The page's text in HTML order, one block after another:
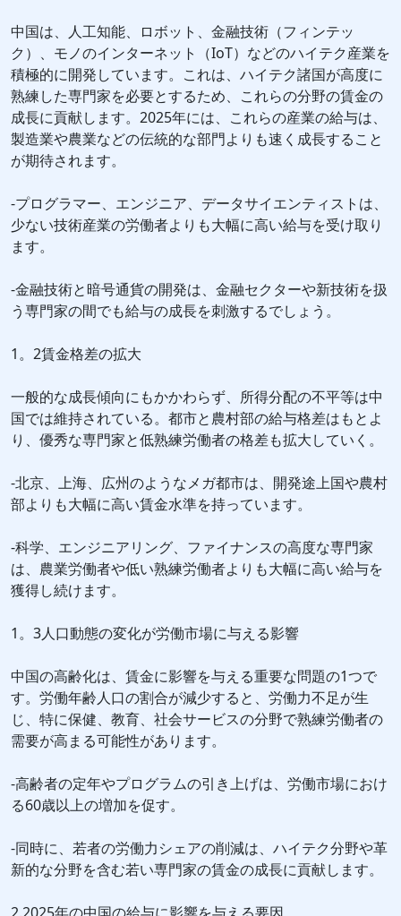
中国は、人工知能、ロボット、金融技術（フィンテッ
ク）、モノのインターネット（IoT）などのハイテク産業を
積極的に開発しています。これは、ハイテク諸国が高度に
熟練した専門家を必要とするため、これらの分野の賃金の
成長に貢献します。2025年には、これらの産業の給与は、
製造業や農業などの伝統的な部門よりも速く成長すること
が期待されます。
-プログラマー、エンジニア、データサイエンティストは、
少ない技術産業の労働者よりも大幅に高い給与を受け取り
ます。
-金融技術と暗号通貨の開発は、金融セクターや新技術を扱
う専門家の間でも給与の成長を刺激するでしょう。
1。2賃金格差の拡大
一般的な成長傾向にもかかわらず、所得分配の不平等は中
国では維持されている。都市と農村部の給与格差はもとよ
り、優秀な専門家と低熟練労働者の格差も拡大していく。
-北京、上海、広州のようなメガ都市は、開発途上国や農村
部よりも大幅に高い賃金水準を持っています。
-科学、エンジニアリング、ファイナンスの高度な専門家
は、農業労働者や低い熟練労働者よりも大幅に高い給与を
獲得し続けます。
1。3人口動態の変化が労働市場に与える影響
中国の高齢化は、賃金に影響を与える重要な問題の1つで
す。労働年齢人口の割合が減少すると、労働力不足が生
じ、特に保健、教育、社会サービスの分野で熟練労働者の
需要が高まる可能性があります。
-高齢者の定年やプログラムの引き上げは、労働市場におけ
る60歳以上の増加を促す。
-同時に、若者の労働力シェアの削減は、ハイテク分野や革
新的な分野を含む若い専門家の賃金の成長に貢献します。